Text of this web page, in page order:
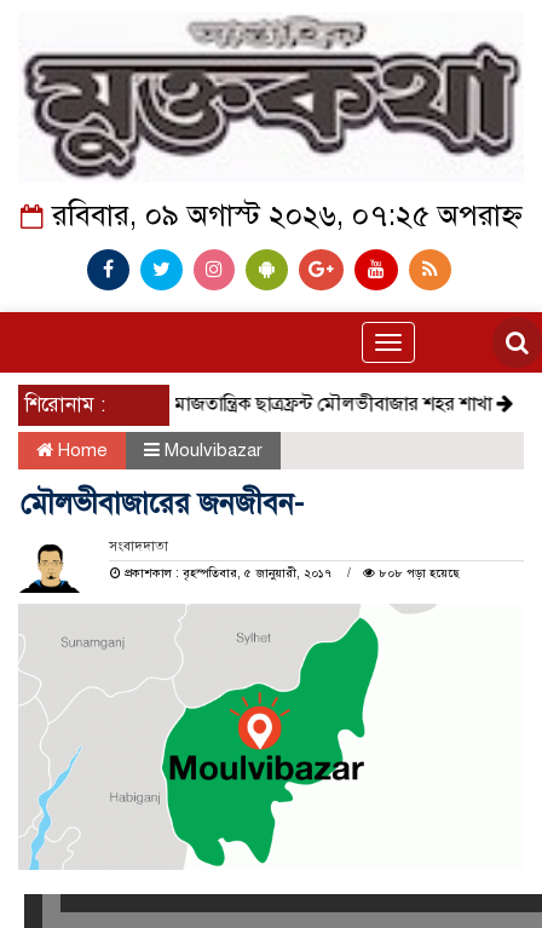
রবিবার, ০৯ অগাস্ট ২০২৬, ০৭:২৫ অপরাহ্ন
Toggle
navigation
শিরোনাম :সমাজতান্ত্রিক ছাত্রফ্রন্ট মৌলভীবাজার শহর শাখা কেমন আছে
Home Moulvibazar
মৌলভীবাজারের জনজীবন-
সংবাদদাতা
প্রকাশকাল : বৃহস্পতিবার, ৫ জানুয়ারী, ২০১৭
৮০৮ পড়া হয়েছে